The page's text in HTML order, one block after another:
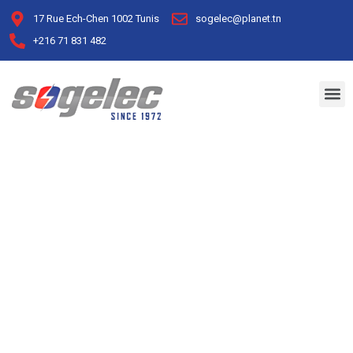
17 Rue Ech-Chen 1002 Tunis
sogelec@planet.tn
+216 71 831 482